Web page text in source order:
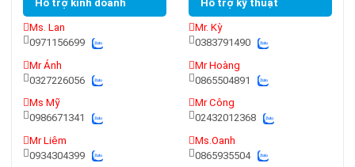
Hỗ trợ kinh doanh
Ms. Lan
0971156699
Mr Ánh
0327226056
Ms Mỹ
0986671341
Mr Liêm
0934304399
Hỗ trợ kỹ thuật
Mr. Kỳ
0383791490
Mr Hoàng
0865504891
Mr Công
02432012368
Ms.Oanh
0865935504